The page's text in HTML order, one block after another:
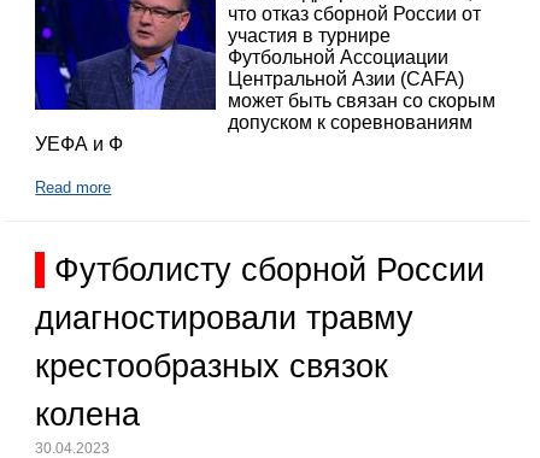
что отказ сборной России от
участия в турнире
Футбольной Ассоциации
Центральной Азии (CAFA)
может быть связан со скорым
допуском к соревнованиям
УЕФА и Ф
Read more
Футболисту сборной России
диагностировали травму
крестообразных связок
колена
30.04.2023